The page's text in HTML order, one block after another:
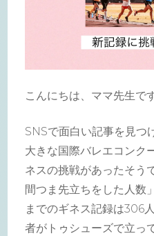
こんにちは、ママ先生です
SNSで面白い記事を見つ
大きな国際バレエコンク
ネスの挑戦があったそう
間つま先立ちをした人数
までのギネス記録は306
者がトゥシューズで立っ